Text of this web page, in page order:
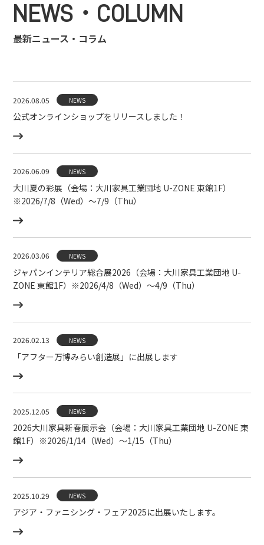
NEWS・COLUMN
最新ニュース・コラム
2026.08.05 NEWS
公式オンラインショップをリリースしました！
2026.06.09 NEWS
大川夏の彩展（会場：大川家具工業団地 U-ZONE 東館1F）
※2026/7/8（Wed）〜7/9（Thu）
2026.03.06 NEWS
ジャパンインテリア総合展2026（会場：大川家具工業団地 U-
ZONE 東館1F）※2026/4/8（Wed）〜4/9（Thu）
2026.02.13 NEWS
「アフター万博みらい創造展」に出展します
2025.12.05 NEWS
2026大川家具新春展示会（会場：大川家具工業団地 U-ZONE 東
館1F）※2026/1/14（Wed）〜1/15（Thu）
2025.10.29 NEWS
アジア・ファニシング・フェア2025に出展いたします。